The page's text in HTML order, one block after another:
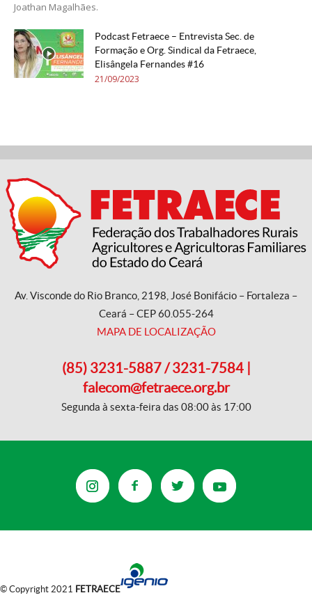
Joathan Magalhães.
Podcast Fetraece – Entrevista Sec. de
Formação e Org. Sindical da Fetraece,
Elisângela Fernandes #16
21/09/2023
Av. Visconde do Rio Branco, 2198, José Bonifácio – Fortaleza –
Ceará – CEP 60.055-264
MAPA DE LOCALIZAÇÃO
(85) 3231-5887 / 3231-7584 |
falecom@fetraece.org.br
Segunda à sexta-feira das 08:00 às 17:00
© Copyright 2021 FETRAECE